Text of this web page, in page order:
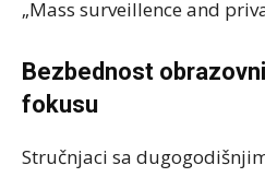
„Mass surveillence and
Bezbednost
fokusu
Stručnjaci sa